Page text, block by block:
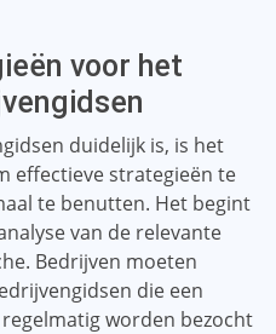
voor het
duidelijk is, is het
effectieve strategieën te
te benutten. Het begint
van de relevante
Bedrijven moeten
die een
worden bezocht